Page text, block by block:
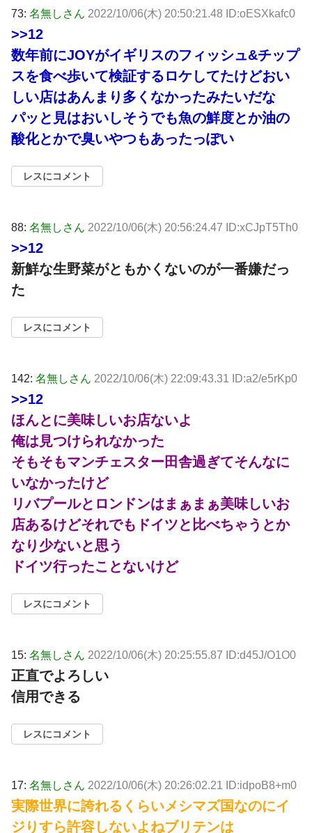
73: 名無しさん 2022/10/06(木) 20:50:21.48 ID:oESXkafc0
>>12
数年前にJOYがイギリスのフィッシュ&チップ
スを食べ歩いて検証するロケしてたけどおい
しい店はあんまり多くなかったみたいだな
パッと見はおいしそうでも魚の鮮度とか油の
酸化とかで臭いやつもあったっぽい
レスにコメント
88: 名無しさん 2022/10/06(木) 20:56:24.47 ID:xCJpT5Th0
>>12
新鮮な生野菜がともかくないのが一番嫌だっ
た
レスにコメント
142: 名無しさん 2022/10/06(木) 22:09:43.31 ID:a2/e5rKp0
>>12
ほんとに美味しいお店ないよ
俺は見つけられなかった
そもそもマンチェスター田舎過ぎてそんなに
いなかったけど
リバプールとロンドンはまぁまぁ美味しいお
店あるけどそれでもドイツと比べちゃうとか
なり少ないと思う
ドイツ行ったことないけど
レスにコメント
15: 名無しさん 2022/10/06(木) 20:25:55.87 ID:d45J/O1O0
正直でよろしい
信用できる
レスにコメント
17: 名無しさん 2022/10/06(木) 20:26:02.21 ID:idpoB8+m0
実際世界に誇れるくらいメシマズ国なのにイ
ジりすら許容しないよねブリテンは